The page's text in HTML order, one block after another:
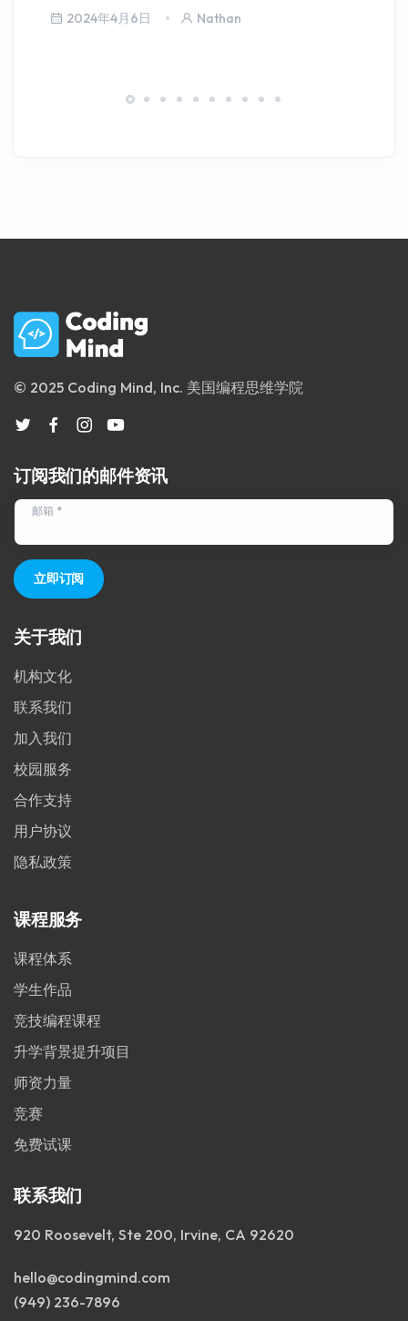
2024年4月6日 Nathan
© 2025 Coding Mind, Inc. 美国编程思维学院
订阅我们的邮件资讯
邮箱 *
立即订阅
关于我们
机构文化
联系我们
加入我们
校园服务
合作支持
用户协议
隐私政策
课程服务
课程体系
学生作品
竞技编程课程
升学背景提升项目
师资力量
竞赛
免费试课
联系我们
920 Roosevelt, Ste 200, Irvine, CA 92620
hello@codingmind.com
(949) 236-7896